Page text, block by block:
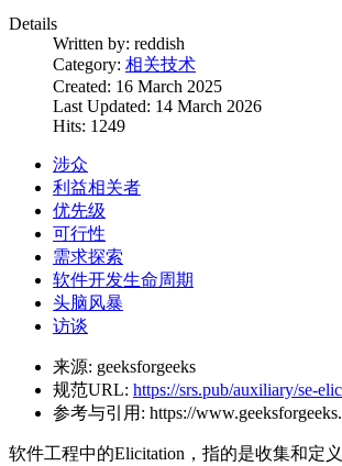
Details
Written by: reddish
Category: 相关技术
Created: 16 March 2025
Last Updated: 14 March 2026
Hits: 1249
涉众
利益相关者
优先级
可行性
需求探索
软件开发生命周期
头脑风暴
访谈
来源: geeksforgeeks
规范URL: https://srs.pub/auxiliary/se-
参考与引用: https://
软件工程中的Elicitation，指的是收集和定